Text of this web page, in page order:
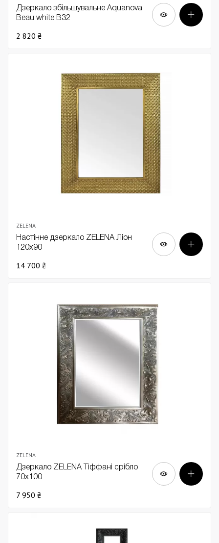
Дзеркало збільшувальне Aquanova
Beau white В32
2 820 ₴
ZELENA
Настінне дзеркало ZELENA Ліон
120х90
14 700 ₴
ZELENA
Дзеркало ZELENA Тіффані срібло
70х100
7 950 ₴